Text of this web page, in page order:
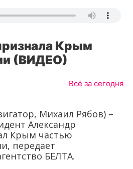
Крым
(ВИДЕО)
Всё за сегодня
Михаил Рябов) –
Александр
Крым частью
передает
БЕЛТА.